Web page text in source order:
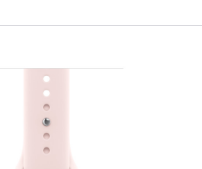
Anterior